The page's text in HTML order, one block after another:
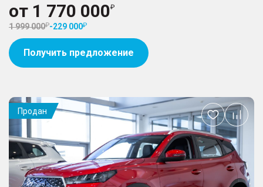
от 1 770 000
1 999 000 -229 000
Получить предложение
Продан
Добавить
в
избранное